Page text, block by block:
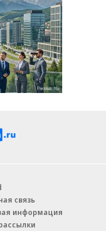
связь
информация